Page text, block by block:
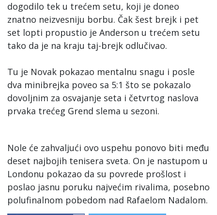
dogodilo tek u trećem setu, koji je doneo
znatno neizvesniju borbu. Čak šest brejk i pet
set lopti propustio je Anderson u trećem setu
tako da je na kraju taj-brejk odlučivao.
Tu je Novak pokazao mentalnu snagu i posle
dva minibrejka poveo sa 5:1 što se pokazalo
dovoljnim za osvajanje seta i četvrtog naslova
prvaka trećeg Grend slema u sezoni.
Nole će zahvaljući ovo uspehu ponovo biti među
deset najbojih tenisera sveta. On je nastupom u
Londonu pokazao da su povrede prošlost i
poslao jasnu poruku najvećim rivalima, posebno
polufinalnom pobedom nad Rafaelom Nadalom.